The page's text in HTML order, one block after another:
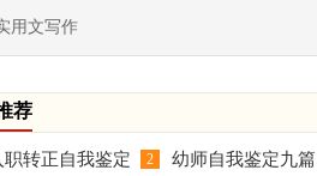
用文写作
荐
职转正自我鉴定 2 幼师自我鉴定九篇